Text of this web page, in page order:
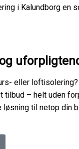
i Kalundborg en
eller
– helt uden
løsning til netop din